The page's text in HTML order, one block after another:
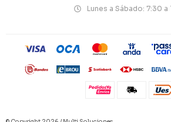
Lunes a Sábado: 7:30 a